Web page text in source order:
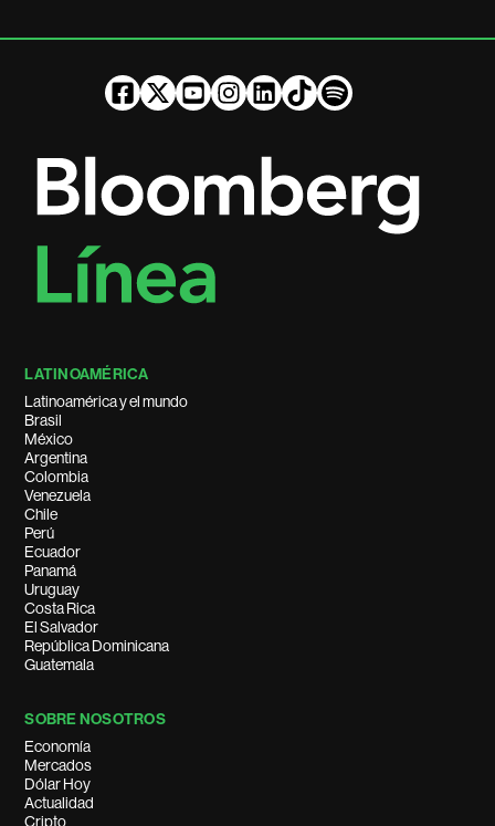
LATINOAMÉRICA
Latinoamérica y el mundo
Brasil
México
Argentina
Colombia
Venezuela
Chile
Perú
Ecuador
Panamá
Uruguay
Costa Rica
El Salvador
República Dominicana
Guatemala
SOBRE NOSOTROS
Economía
Mercados
Dólar Hoy
Actualidad
Cripto